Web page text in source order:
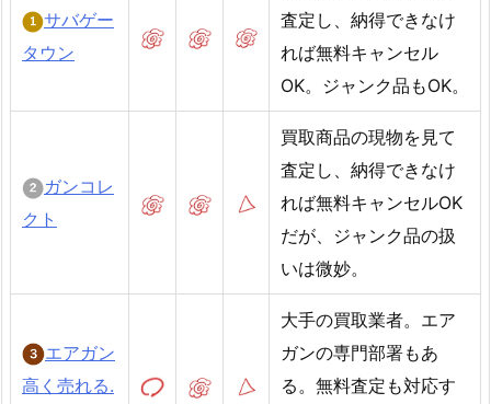
サバゲー
タウン
査定し、納得できなけ
れば無料キャンセル
OK。ジャンク品もOK。
ガンコレ
クト
買取商品の現物を見て
査定し、納得できなけ
れば無料キャンセルOK
だが、ジャンク品の扱
いは微妙。
エアガン
高く売れる.
大手の買取業者。エア
ガンの専門部署もあ
る。無料査定も対応す